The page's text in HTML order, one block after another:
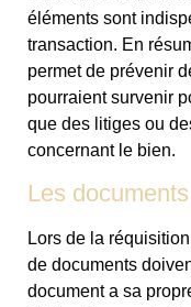
éléments sont
transaction. En
permet de prévenir
pourraient survenir
que des litiges ou
concernant le bien.
Les
Lors de la
de documents
document a sa